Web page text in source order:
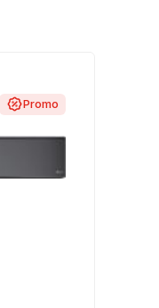
Promo